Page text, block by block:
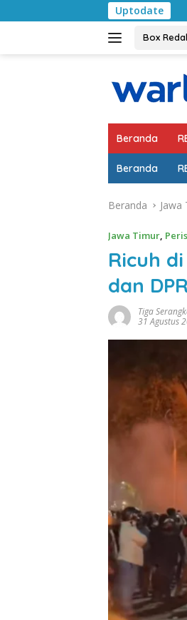
ke
Uptodate
Pemkab
Box
Beranda
Beranda
Beranda Jawa
Jawa Timur,
Ricuh
dan
Tiga
31 Agustus